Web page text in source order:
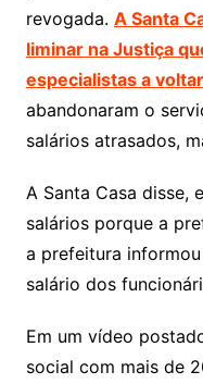
revogada. A Santa
liminar na Justiça
especialistas a
abandonaram o
salários atrasados,
A Santa Casa disse,
salários porque a
a prefeitura
salário dos
Em um vídeo
social com mais de